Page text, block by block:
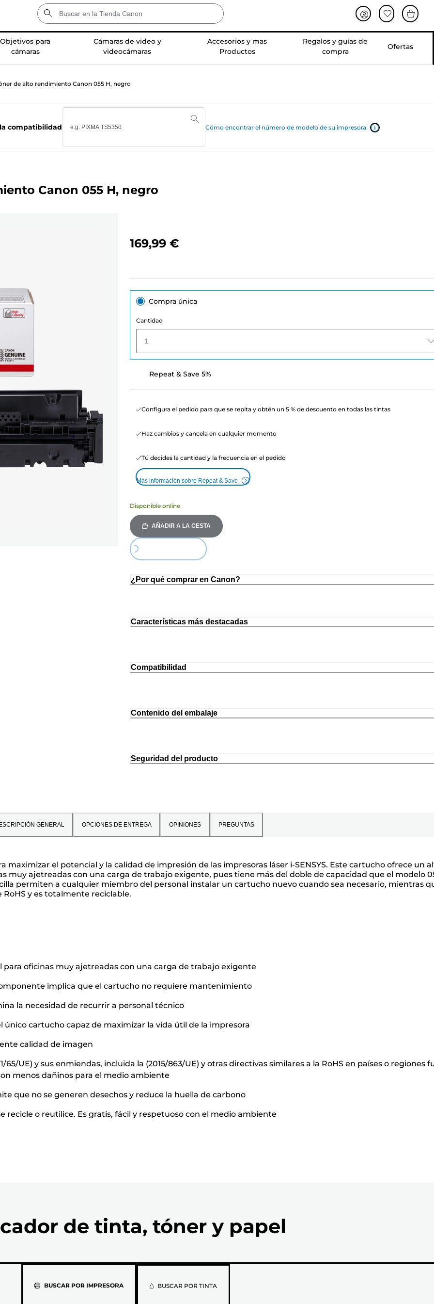
Objetivos para
cámaras
Cámaras de video y
videocámaras
Accesorios y mas
Productos
Regalos y guías de
compra
Ofertas
de alto rendimiento Canon 055 H, negro
compatibilidad Cómo encontrar el número de modelo de su impresora
Canon 055 H, negro
169,99 €
Compra única
Cantidad
1
Repeat & Save 5%
Configura el pedido para que se repita y obtén un 5 % de descuento en todas las tintas
Haz cambios y cancela en cualquier momento
Tú decides la cantidad y la frecuencia en el pedido
Más información sobre Repeat & Save
Disponible online
AÑADIR A LA CESTA
Loading...
¿Por qué comprar en Canon?
Características más destacadas
Compatibilidad
Contenido del embalaje
Seguridad del producto
GENERAL OPCIONES DE ENTREGA OPINIONES PREGUNTAS
maximizar el potencial y la calidad de impresión de las impresoras láser i-SENSYS. Este cartucho ofrece un
muy ajetreadas con una carga de trabajo exigente, pues tiene más del doble de capacidad que el modelo
permiten a cualquier miembro del personal instalar un cartucho nuevo cuando sea necesario, mientras
y es totalmente reciclable.
oficinas muy ajetreadas con una carga de trabajo exigente
implica que el cartucho no requiere mantenimiento
la necesidad de recurrir a personal técnico
único cartucho capaz de maximizar la vida útil de la impresora
calidad de imagen
UE) y sus enmiendas, incluida la (2015/863/UE) y otras directivas similares a la RoHS en países o regiones
menos dañinos para el medio ambiente
que no se generen desechos y reduce la huella de carbono
recicle o reutilice. Es gratis, fácil y respetuoso con el medio ambiente
de tinta, tóner y papel
BUSCAR POR IMPRESORASelecciona
BUSCAR POR TINTA